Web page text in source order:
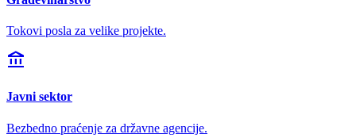
Tokovi posla za velike projekte.
account_balance
Javni sektor
Bezbedno praćenje za državne agencije.